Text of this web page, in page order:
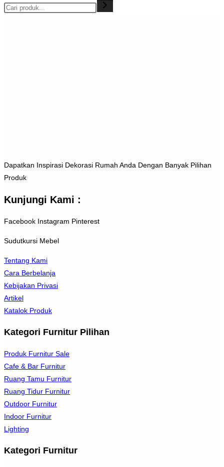
Dapatkan Inspirasi Dekorasi Rumah Anda Dengan Banyak Pilihan
Produk
Kunjungi Kami :
Facebook Instagram Pinterest
Sudutkursi Mebel
Tentang Kami
Cara Berbelanja
Kebijakan Privasi
Artikel
Katalok Produk
Kategori Furnitur Pilihan
Produk Furnitur Sale
Cafe & Bar Furnitur
Ruang Tamu Furnitur
Ruang Tidur Furnitur
Outdoor Furnitur
Indoor Furnitur
Lighting
Kategori Furnitur